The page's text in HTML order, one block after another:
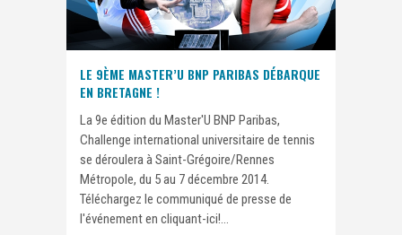
LE 9ÈME MASTER’U BNP PARIBAS DÉBARQUE
EN BRETAGNE !
La 9e édition du Master'U BNP Paribas,
Challenge international universitaire de tennis
se déroulera à Saint-Grégoire/Rennes
Métropole, du 5 au 7 décembre 2014.
Téléchargez le communiqué de presse de
l'événement en cliquant-ici!...